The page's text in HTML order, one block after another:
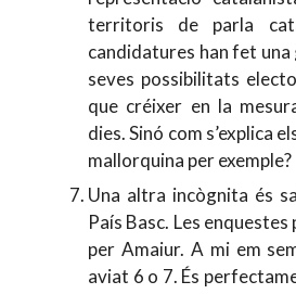
territoris de parla
candidatures han fet una
seves possibilitats
que créixer en la
dies. Sinó com s’explica
mallorquina per exemple?
Una altra incògnita és
País Basc. Les
per Amaiur. A mi em
aviat 6 o 7. És